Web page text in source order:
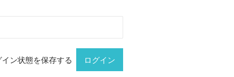
イン状態を保存する